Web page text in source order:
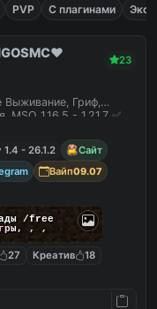
PVP С плагинами
23
Выживание, Гриф,
MSO 1.16.5 - 1.21.7 ✅
1.4 - 26.1.2
Сайт
Вайп09.07
/free
ры, , ,
27 Креатив
18